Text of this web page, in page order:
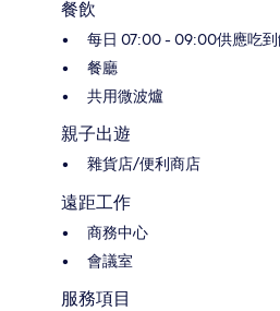
餐飲
每日 07:00 - 09:00供應吃
餐廳
共用微波爐
親子出遊
雜貨店/便利商店
遠距工作
商務中心
會議室
服務項目